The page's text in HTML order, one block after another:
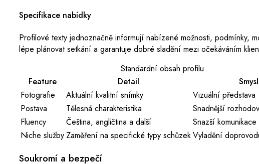
Specifikace nabídky
Profilové texty jednoznačně informují nabízené možnosti, podmínky,
lépe plánovat setkání a garantuje dobré sladění mezi očekáváním
Standardní obsah profilu
Feature
Detail
Smysl
Fotografie
Aktuální kvalitní snímky
Vizuální představa
Postava
Tělesná charakteristika
Snadnější
Fluency
Čeština, angličtina a další
Snazší komunikace
Niche službyZaměření na specifické typy schůzekVyladění
Soukromí a bezpečí